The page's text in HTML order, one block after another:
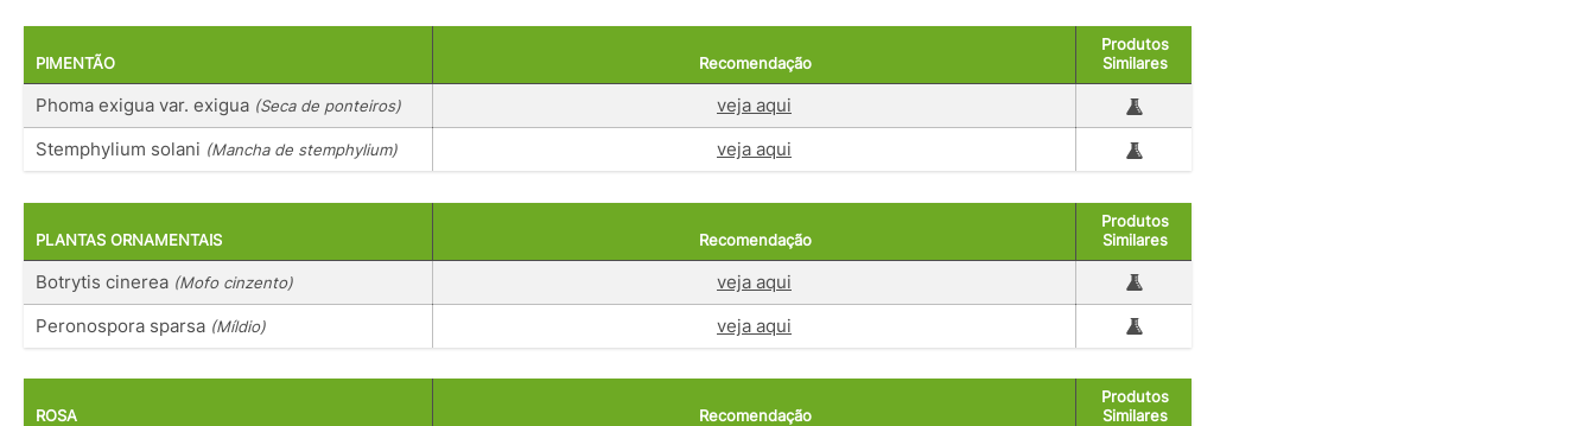
PIMENTÃO Recomendação
Produtos
Similares
Phoma exigua var. exigua (Seca de ponteiros)
veja aqui
Stemphylium solani (Mancha de stemphylium) veja aqui
PLANTAS ORNAMENTAIS Recomendação
Produtos
Similares
Botrytis cinerea (Mofo cinzento)
veja aqui
Peronospora sparsa (Míldio) veja aqui
ROSA Recomendação
Produtos
Similares